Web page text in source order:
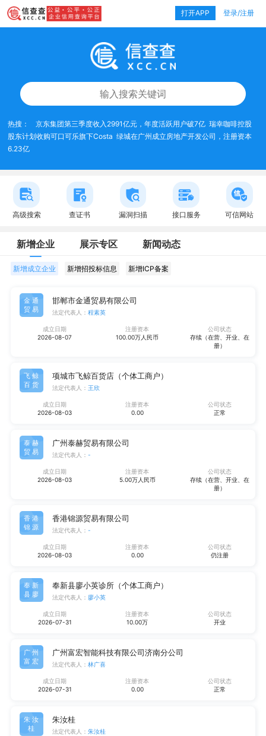
打开APP 登录/注册
热搜： 京东集团第三季度收入2991亿元，年度活跃用户破7亿 瑞幸咖啡控股
股东计划收购可口可乐旗下Costa 绿城在广州成立房地产开发公司，注册资本
6.23亿
高级搜索 查证书 漏洞扫描 接口服务 可信网站
新增企业 展示专区 新闻动态
新增成立企业 新增招投标信息 新增ICP备案
金通
贸易
邯郸市金通贸易有限公司
法定代表人： 程素英
成立日期
2026-08-07
注册资本
100.00万人民币
公司状态
存续（在营、开业、在
册）
飞鲸
百货
项城市飞鲸百货店（个体工商户）
法定代表人： 王欣
成立日期
2026-08-03
注册资本
0.00
公司状态
正常
泰赫
贸易
广州泰赫贸易有限公司
法定代表人： -
成立日期
2026-08-03
注册资本
5.00万人民币
公司状态
存续（在营、开业、在
册）
香港
锦源
香港锦源贸易有限公司
法定代表人： -
成立日期
2026-08-03
注册资本
0.00
公司状态
仍注册
奉新
县廖
奉新县廖小英诊所（个体工商户）
法定代表人： 廖小英
成立日期
2026-07-31
注册资本
10.00万
公司状态
开业
广州
富宏
广州富宏智能科技有限公司济南分公司
法定代表人： 林广喜
成立日期
2026-07-31
注册资本
0.00
公司状态
正常
朱汝
桂
朱汝桂
法定代表人： 朱汝桂